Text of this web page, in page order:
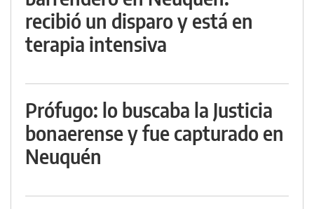
recibió un disparo y está en
terapia intensiva
Prófugo: lo buscaba la Justicia
bonaerense y fue capturado en
Neuquén